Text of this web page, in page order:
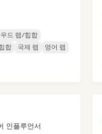
드 랩/힙합
합 국제 랩
영어 랩
인플루언서